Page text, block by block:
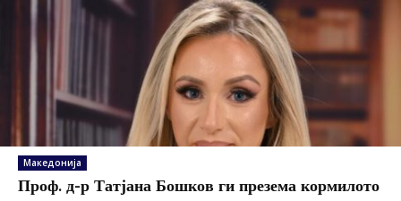
Македонија
Проф. д-р Татјана Бошков ги презема кормилото